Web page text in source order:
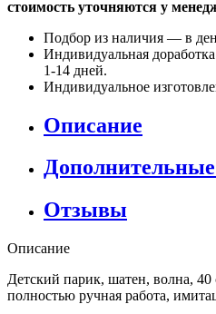
стоимость уточняются у
Подбор из наличия — в
Индивидуальная
1-14 дней.
Индивидуальное
Описание
Дополнительные
Отзывы
Описание
Детский парик, шатен, волна, 40
полностью ручная работа,